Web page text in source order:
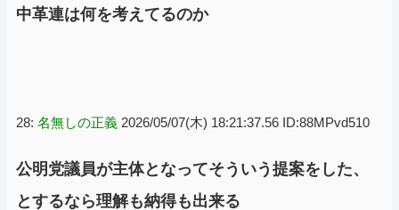
中革連は何を考えてるのか
28: 名無しの正義 2026/05/07(木) 18:21:37.56 ID:88MPvd510
公明党議員が主体となってそういう提案をした、
とするなら理解も納得も出来る